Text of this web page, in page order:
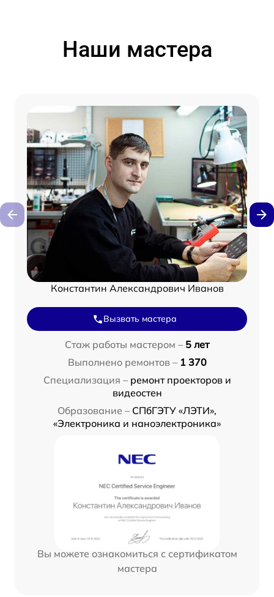
Наши мастера
Константин Александрович Иванов
Вызвать мастера
Стаж работы мастером – 5 лет
Выполнено ремонтов – 1 370
Специализация – ремонт проекторов и
видеостен
Образование – СПбГЭТУ «ЛЭТИ»,
«Электроника и наноэлектроника»
Вы можете ознакомиться с сертификатом
мастера